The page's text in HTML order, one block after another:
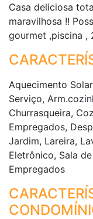
Casa deliciosa
maravilhosa !!
gourmet ,piscina ,
Aquecimento
Serviço,
Churrasqueira,
Empregados,
Jardim, Lareira,
Eletrônico, Sala
Empregados